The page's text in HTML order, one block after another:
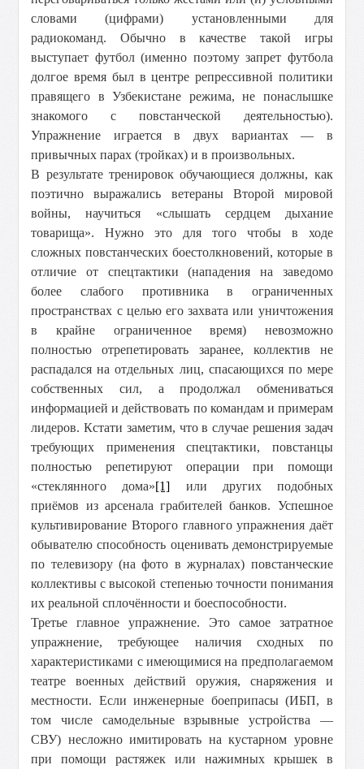
словами (цифрами) установленными для
радиокоманд. Обычно в качестве такой игры
выступает футбол (именно поэтому запрет футбола
долгое время был в центре репрессивной политики
правящего в Узбекистане режима, не понаслышке
знакомого с повстанческой деятельностью).
Упражнение играется в двух вариантах — в
привычных парах (тройках) и в произвольных.
В результате тренировок обучающиеся должны, как
поэтично выражались ветераны Второй мировой
войны, научиться «слышать сердцем дыхание
товарища». Нужно это для того чтобы в ходе
сложных повстанческих боестолкновений, которые в
отличие от спецтактики (нападения на заведомо
более слабого противника в ограниченных
пространствах с целью его захвата или уничтожения
в крайне ограниченное время) невозможно
полностью отрепетировать заранее, коллектив не
распадался на отдельных лиц, спасающихся по мере
собственных сил, а продолжал обмениваться
информацией и действовать по командам и примерам
лидеров. Кстати заметим, что в случае решения задач
требующих применения спецтактики, повстанцы
полностью репетируют операции при помощи
«стеклянного дома»[1] или других подобных
приёмов из арсенала грабителей банков. Успешное
культивирование Второго главного упражнения даёт
обывателю способность оценивать демонстрируемые
по телевизору (на фото в журналах) повстанческие
коллективы с высокой степенью точности понимания
их реальной сплочённости и боеспособности.
Третье главное упражнение. Это самое затратное
упражнение, требующее наличия сходных по
характеристиками с имеющимися на предполагаемом
театре военных действий оружия, снаряжения и
местности. Если инженерные боеприпасы (ИБП, в
том числе самодельные взрывные устройства —
СВУ) несложно имитировать на кустарном уровне
при помощи растяжек или нажимных крышек в